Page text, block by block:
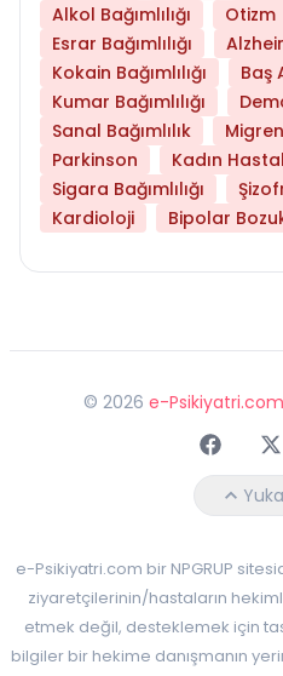
Alkol Bağımlılığı
Otizm
Esrar Bağımlılığı
Kokain Bağımlılığı
Baş
Kumar Bağımlılığı
Sanal Bağımlılık
Migren
Parkinson
Kadın
Sigara Bağımlılığı
Kardioloji
Bipolar
© 2026 e-Psikiyatri.com
e-Psikiyatri.com bir NPGRUP
ziyaretçilerinin/hastaların
etmek değil, desteklemek için
bilgiler bir hekime danışmanın